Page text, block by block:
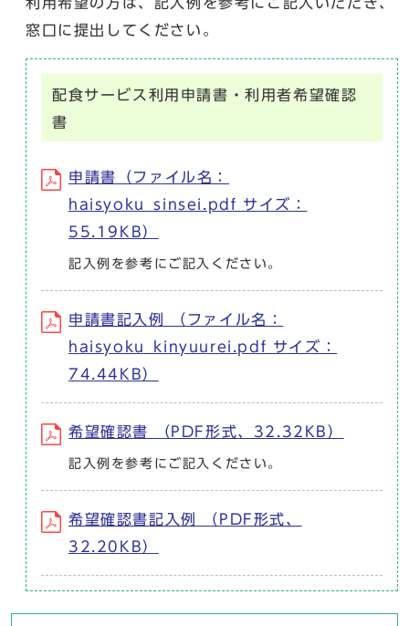
窓口に提出してください。
配食サービス利用申請書・利用者希望確認
書
申請書（ファイル名：
haisyoku_sinsei.pdf サイズ：
55.19KB）
記入例を参考にご記入ください。
申請書記入例 （ファイル名：
haisyoku_kinyuurei.pdf サイズ：
74.44KB）
希望確認書 （PDF形式、32.32KB）
記入例を参考にご記入ください。
希望確認書記入例 （PDF形式、
32.20KB）